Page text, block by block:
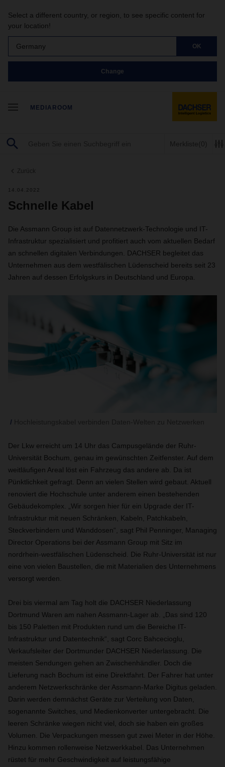
Select a different country, or region, to see specific content for
your location!
Germany OK
Change
MEDIAROOM
Merkliste(0)
Zurück
14.04.2022
Schnelle Kabel
Die Assmann Group ist auf Datennetzwerk-Technologie und IT-
Infrastruktur spezialisiert und profitiert auch vom aktuellen Bedarf
an schnellen digitalen Verbindungen. DACHSER begleitet das
Unternehmen aus dem westfälischen Lüdenscheid bereits seit 23
Jahren auf dessen Erfolgskurs in Deutschland und Europa.
Der Lkw erreicht um 14 Uhr das Campusgelände der Ruhr-
Universität Bochum, genau im gewünschten Zeitfenster. Auf dem
weitläufigen Areal löst ein Fahrzeug das andere ab. Da ist
Pünktlichkeit gefragt. Denn an vielen Stellen wird gebaut. Aktuell
renoviert die Hochschule unter anderem einen bestehenden
Gebäudekomplex. „Wir sorgen hier für ein Upgrade der IT-
Infrastruktur mit neuen Schränken, Kabeln, Patchkabeln,
Steckverbindern und Wanddosen“, sagt Phil Penninger, Managing
Director Operations bei der Assmann Group mit Sitz im
nordrhein-westfälischen Lüdenscheid. Die Ruhr-Universität ist nur
eine von vielen Baustellen, die mit Materialien des Unternehmens
versorgt werden.
Drei bis viermal am Tag holt die DACHSER Niederlassung
Dortmund Waren am nahen Assmann-Lager ab. „Das sind 120
bis 150 Paletten mit Produkten rund um die Bereiche IT-
Infrastruktur und Datentechnik“, sagt Corc Bahcecioglu,
Verkaufsleiter der Dortmunder DACHSER Niederlassung. Die
meisten Sendungen gehen an Zwischenhändler. Doch die
Lieferung nach Bochum ist eine Direktfahrt. Der Fahrer hat unter
anderem Netzwerkschränke der Assmann-Marke Digitus geladen.
Darin werden demnächst Geräte zur Verteilung von Daten,
sogenannte Switches, und Medienkonverter untergebracht. Die
leeren Schränke wiegen nicht viel, doch sie haben ein großes
Volumen. Die Verpackungen messen gut zwei Meter in der Höhe.
Hinzu kommen rollenweise Netzwerkkabel. Das Unternehmen
rüstet für mehr Geschwindigkeit auf leistungsfähige